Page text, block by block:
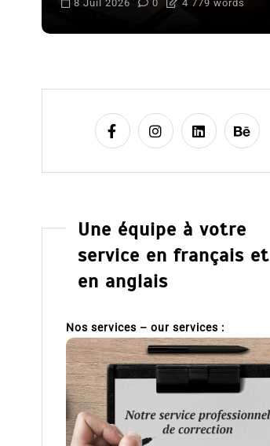
8 Juil 2026 0 4 779 words
Une équipe à votre
service en français et
en anglais
Nos services – our services :